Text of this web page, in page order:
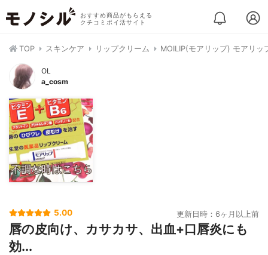
おすすめ商品がもらえる
クチコミポイ活サイト
TOP スキンケア リップクリーム MOILIP(モアリップ) モアリッ
OL
a_cosm
5.00 更新日時：6ヶ月以上前
唇の皮向け、カサカサ、出血+口唇炎にも
効...